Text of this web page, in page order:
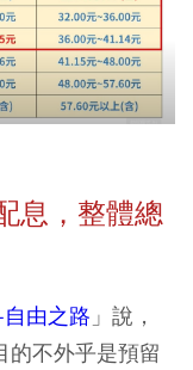
息，整體總
由之路 」說，
的不外乎是預留